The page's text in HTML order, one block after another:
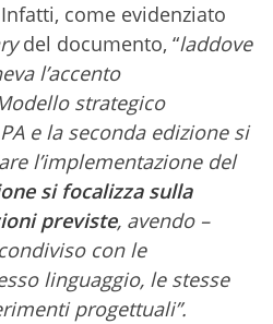
come evidenziato
del documento, “laddove
l’accento
strategico
e la seconda edizione si
l’implementazione del
si focalizza sulla
previste, avendo –
con le
linguaggio, le stesse
progettuali”.